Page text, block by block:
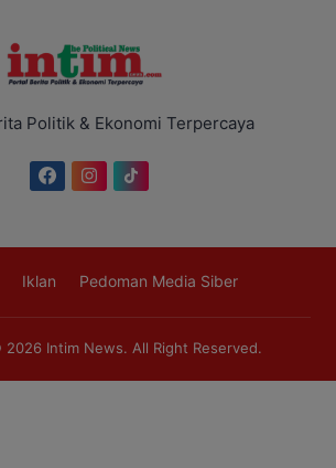
Politik & Ekonomi Terpercaya
Iklan Pedoman Media Siber
2026 Intim News. All Right Reserved.